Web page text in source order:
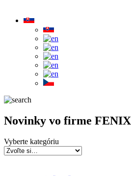
Novinky vo firme FENIX
Vyberte kategóriu